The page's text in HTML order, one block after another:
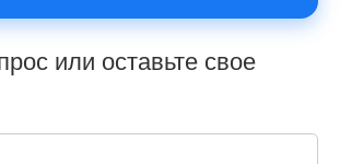
или оставьте свое